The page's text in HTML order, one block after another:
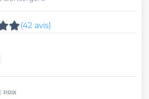
(42 avis)
PRIX